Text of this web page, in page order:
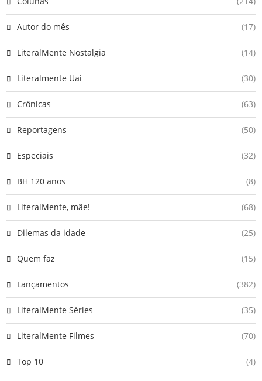
Autor do mês (17)
LiteralMente Nostalgia (14)
Literalmente Uai (30)
Crônicas (63)
Reportagens (50)
Especiais (32)
BH 120 anos (8)
LiteralMente, mãe! (68)
Dilemas da idade (25)
Quem faz (15)
Lançamentos (382)
LiteralMente Séries (35)
LiteralMente Filmes (70)
Top 10 (4)